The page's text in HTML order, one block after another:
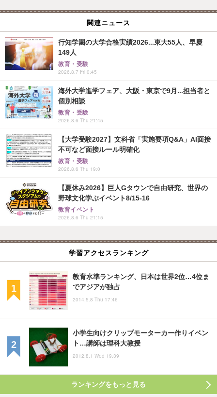
関連ニュース
行知学園の大学合格実績2026...東大55人、早慶
149人
教育・受験
2026.8.7 Fri 0:45
海外大学進学フェア、大阪・東京で9月...担当者と
個別相談
教育・受験
2026.8.6 Thu 21:45
【大学受験2027】文科省「実施要項Q&A」AI面接
不可など面接ルール明確化
教育・受験
2026.8.6 Thu 19:0
【夏休み2026】巨人Gタウンで自由研究、世界の
野球文化学ぶイベント8/15-16
教育イベント
2026.8.6 Thu 21:15
学習アクセスランキング
教育水準ランキング、日本は世界2位…4位ま
でアジアが独占
2014.5.8 Thu 17:46
小学生向けクリップモーターカー作りイベン
ト…講師は理科大教授
2012.8.1 Wed 19:39
ランキングをもっと見る